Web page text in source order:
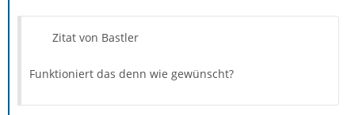
Zitat von Bastler
Funktioniert das denn wie gewünscht?